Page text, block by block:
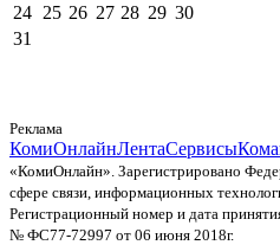
24 25 26 27 28 29 30
31
Реклама
КомиОнлайнЛентаСервисы
«КомиОнлайн». Зарегистрировано
сфере связи, информационных
Регистрационный номер и дата
№ ФС77-72997 от 06 июня 2018г.